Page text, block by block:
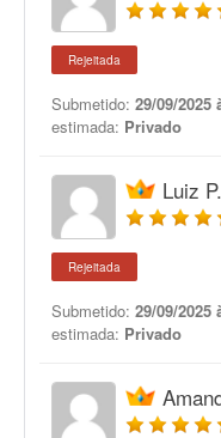
Rejeitada
Submetido: 29/09/2025
estimada: Privado
Luiz P.
Rejeitada
Submetido: 29/09/2025
estimada: Privado